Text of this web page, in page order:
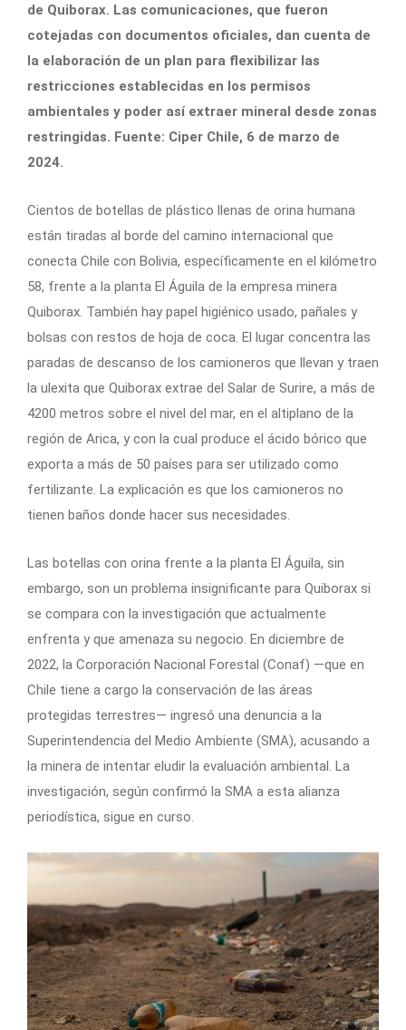
de Quiborax. Las comunicaciones, que fueron
cotejadas con documentos oficiales, dan cuenta de
la elaboración de un plan para flexibilizar las
restricciones establecidas en los permisos
ambientales y poder así extraer mineral desde zonas
restringidas. Fuente: Ciper Chile, 6 de marzo de
2024.
Cientos de botellas de plástico llenas de orina humana
están tiradas al borde del camino internacional que
conecta Chile con Bolivia, específicamente en el kilómetro
58, frente a la planta El Águila de la empresa minera
Quiborax. También hay papel higiénico usado, pañales y
bolsas con restos de hoja de coca. El lugar concentra las
paradas de descanso de los camioneros que llevan y traen
la ulexita que Quiborax extrae del Salar de Surire, a más de
4200 metros sobre el nivel del mar, en el altiplano de la
región de Arica, y con la cual produce el ácido bórico que
exporta a más de 50 países para ser utilizado como
fertilizante. La explicación es que los camioneros no
tienen baños donde hacer sus necesidades.
Las botellas con orina frente a la planta El Águila, sin
embargo, son un problema insignificante para Quiborax si
se compara con la investigación que actualmente
enfrenta y que amenaza su negocio. En diciembre de
2022, la Corporación Nacional Forestal (Conaf) —que en
Chile tiene a cargo la conservación de las áreas
protegidas terrestres— ingresó una denuncia a la
Superintendencia del Medio Ambiente (SMA), acusando a
la minera de intentar eludir la evaluación ambiental. La
investigación, según confirmó la SMA a esta alianza
periodística, sigue en curso.